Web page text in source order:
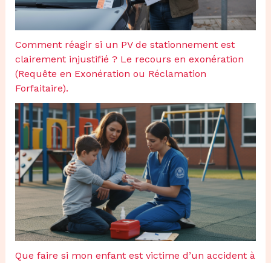
Comment réagir si un PV de stationnement est
clairement injustifié ? Le recours en exonération
(Requête en Exonération ou Réclamation
Forfaitaire).
Que faire si mon enfant est victime d’un accident à